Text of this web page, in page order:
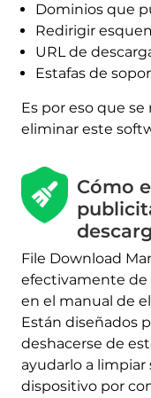
Dominios que
Redirigir
URL de
Estafas de
Es por eso que
eliminar este
Cómo
File Download
efectivamente de
en el manual de
Están diseñados
deshacerse de
ayudarlo a limpiar
dispositivo por